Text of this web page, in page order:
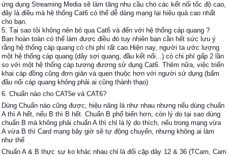
ứng dụng Streaming Media sẽ làm tăng nhu cầu cho các kết nối tốc độ cao,
đây là điều mà hệ thống Cat6 có thể dễ dàng mạng lại hiệu quả cao nhất
cho bạn.
5. Tại sao tôi không nên bỏ qua Cat6 và đến với hệ thống cáp quang ?
Bạn hoàn toàn có thể làm được điều đó tuy nhiên bạn cần hết sức lưu ý
rằng hệ thống cáp quang có chi phí rất cao.Hiện nay, người ta ước lượng
một hệ thống cáp quang (dây sợi quang, đầu kết nối...) có chi phí gấp 2 lần
so với một hệ thống cáp tương đương sử dụng Cat6. Thêm nữa, việc triển
khai cáp đồng cũng đơn giản và quen thuộc hơn với người sử dụng (bấm
đầu nối cáp quang không phải ai cũng thành thạo)
6. Chuẩn nào cho CAT5e và CAT6?
Dùng Chuẩn nào cũng được, hiệu năng là như nhau nhưng nếu dùng chuẩn
A thì A hết, nếu B thì B hết. Chuẩn B phổ biến hơn, còn lý do tại sao dùng
chuẩn B mà không phải chuẩn A thì chỉ là lý do thích, nếu trong mạng vừa
A vừa B thì Card mạng bây giờ sẽ tự động chuyển, nhưng không ai làm
như thế
Chuẩn A & B thực sự ko khác nhau chỉ là đổi cặp dây 12 & 36 (TCam, Cam